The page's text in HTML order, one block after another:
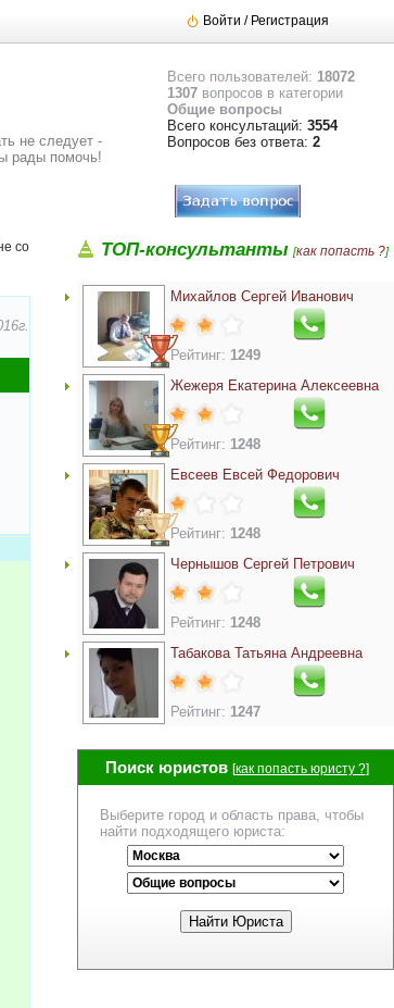
Всего пользователей: 18072
1307 вопросов в категории
Общие вопросы
Всего консультаций:3554
Вопросов без ответа:2
не следует -
рады помочь!
ТОП-консультанты [как попасть ?]
Михайлов Сергей Иванович
Рейтинг: 1249
Жежеря Екатерина Алексеевна
Рейтинг: 1248
Евсеев Евсей Федорович
Рейтинг: 1248
Чернышов Сергей Петрович
Рейтинг: 1248
Табакова Татьяна Андреевна
Рейтинг: 1247
Поиск юристов [как попасть юристу ?]
Выберите город и область права, чтобы
найти подходящего юриста:
со
Войти / Регистрация